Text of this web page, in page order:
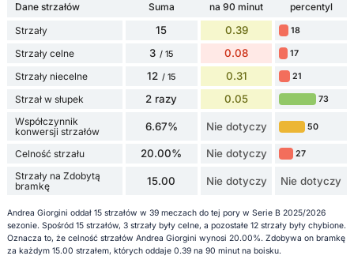
Dane strzałów Suma na 90 minut
percentyl
Strzały
15 0.39 18
Strzały celne 3 / 15 0.08 17
Strzały niecelne 12 / 15 0.31 21
Strzał w słupek 2 razy 0.05 73
Współczynnik
konwersji strzałów
6.67% Nie dotyczy 50
Celność strzału 20.00% Nie dotyczy 27
Strzały na Zdobytą
bramkę
15.00 Nie dotyczy Nie dotyczy
Andrea Giorgini oddał 15 strzałów w 39 meczach do tej pory w Serie B 2025/2026
sezonie. Spośród 15 strzałów, 3 strzały były celne, a pozostałe 12 strzały były chybione.
Oznacza to, że celność strzałów Andrea Giorgini wynosi 20.00%. Zdobywa on bramkę
za każdym 15.00 strzałem, których oddaje 0.39 na 90 minut na boisku.